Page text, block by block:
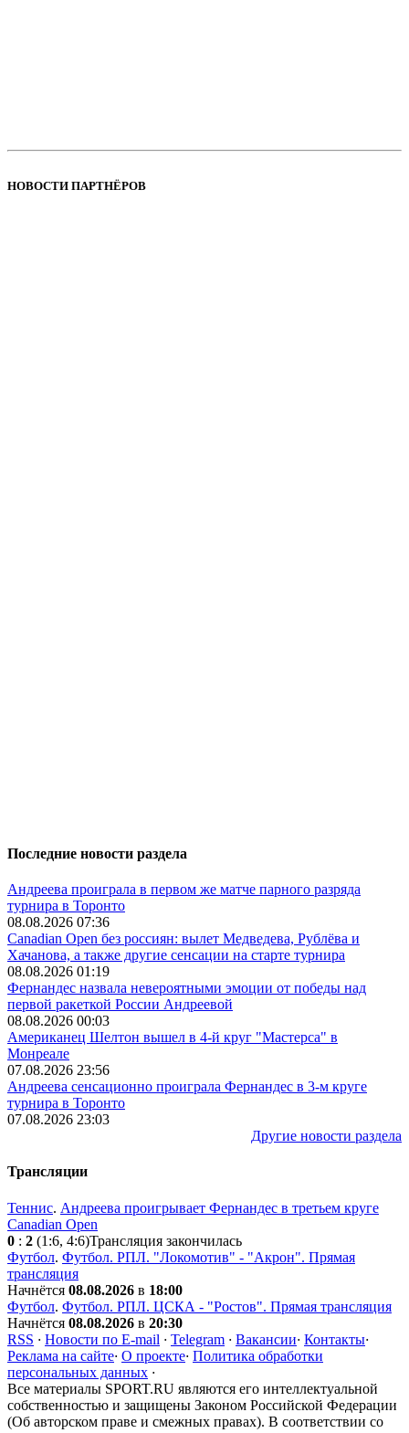
НОВОСТИ ПАРТНЁРОВ
Последние новости раздела
Андреева проиграла в первом же матче парного разряда
турнира в Торонто
08.08.2026 07:36
Canadian Open без россиян: вылет Медведева, Рублёва и
Хачанова, а также другие сенсации на старте турнира
08.08.2026 01:19
Фернандес назвала невероятными эмоции от победы над
первой ракеткой России Андреевой
08.08.2026 00:03
Американец Шелтон вышел в 4-й круг "Мастерса" в
Монреале
07.08.2026 23:56
Андреева сенсационно проиграла Фернандес в 3-м круге
турнира в Торонто
07.08.2026 23:03
Другие новости раздела
Трансляции
Теннис. Андреева проигрывает Фернандес в третьем круге
Canadian Open
0 : 2 (1:6, 4:6)Трансляция закончилась
Футбол. Футбол. РПЛ. "Локомотив" - "Акрон". Прямая
трансляция
Начнётся 08.08.2026 в 18:00
Футбол. Футбол. РПЛ. ЦСКА - "Ростов". Прямая трансляция
Начнётся 08.08.2026 в 20:30
RSS · Новости по E-mail · Telegram · Вакансии· Контакты·
Реклама на сайте· О проекте· Политика обработки
персональных данных ·
Все материалы SPORT.RU являются его интеллектуальной
собственностью и защищены Законом Российской Федерации
(Об авторском праве и смежных правах). В соответствии со